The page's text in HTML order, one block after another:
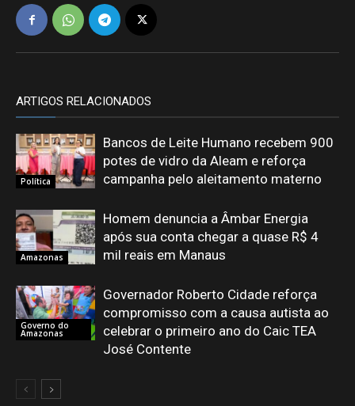
ARTIGOS RELACIONADOS
Política
Bancos de Leite Humano recebem 900
potes de vidro da Aleam e reforça
campanha pelo aleitamento materno
Amazonas
Homem denuncia a Âmbar Energia
após sua conta chegar a quase R$ 4
mil reais em Manaus
Governo do
Amazonas
Governador Roberto Cidade reforça
compromisso com a causa autista ao
celebrar o primeiro ano do Caic TEA
José Contente